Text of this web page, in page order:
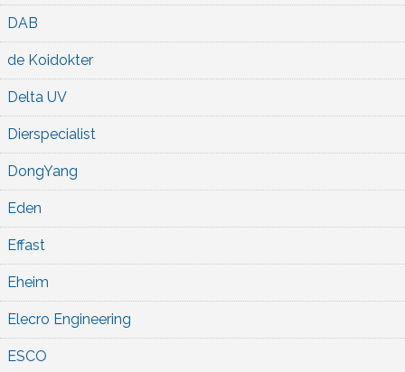
DAB
de Koidokter
Delta UV
Dierspecialist
DongYang
Eden
Effast
Eheim
Elecro Engineering
ESCO